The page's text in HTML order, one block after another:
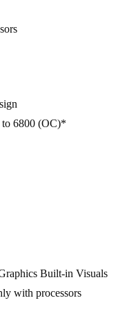
6800 (OC)*
Built-in Visuals
with processors